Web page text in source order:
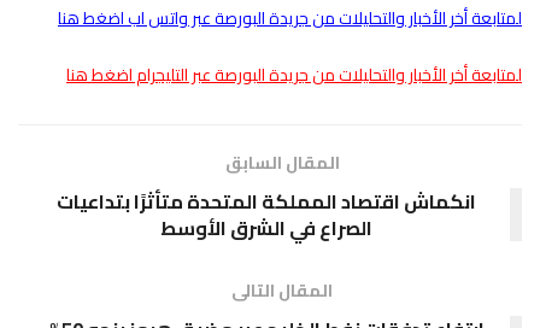
لمتابعة أخر الأخبار والتحليلات من جريدة البورصة عبر واتس اب اضغط هنا
لمتابعة أخر الأخبار والتحليلات من جريدة البورصة عبر التليجرام اضغط هنا
المقال السابق
انكماش اقتصاد المملكة المتحدة متأثرًا بتداعيات
الصراع في الشرق الأوسط
المقال التالى